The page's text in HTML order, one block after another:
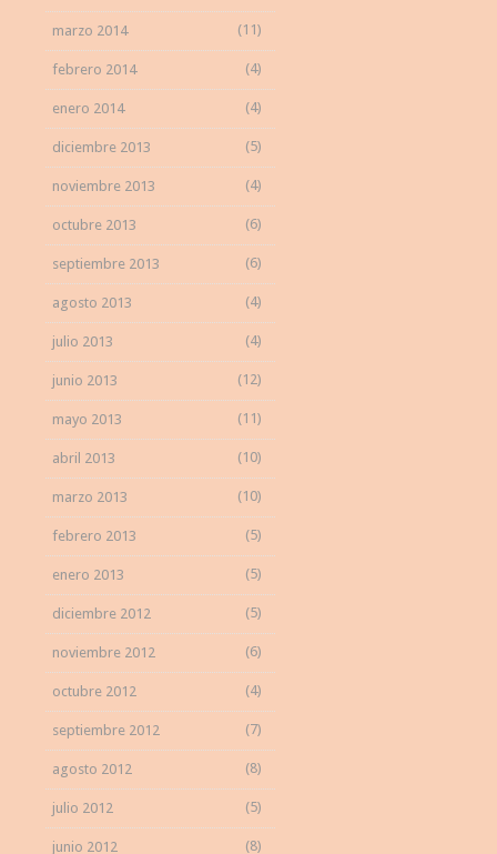
marzo 2014 (11)
febrero 2014 (4)
enero 2014 (4)
diciembre 2013 (5)
noviembre 2013 (4)
octubre 2013 (6)
septiembre 2013 (6)
agosto 2013 (4)
julio 2013 (4)
junio 2013 (12)
mayo 2013 (11)
abril 2013 (10)
marzo 2013 (10)
febrero 2013 (5)
enero 2013 (5)
diciembre 2012 (5)
noviembre 2012 (6)
octubre 2012 (4)
septiembre 2012 (7)
agosto 2012 (8)
julio 2012 (5)
junio 2012 (8)